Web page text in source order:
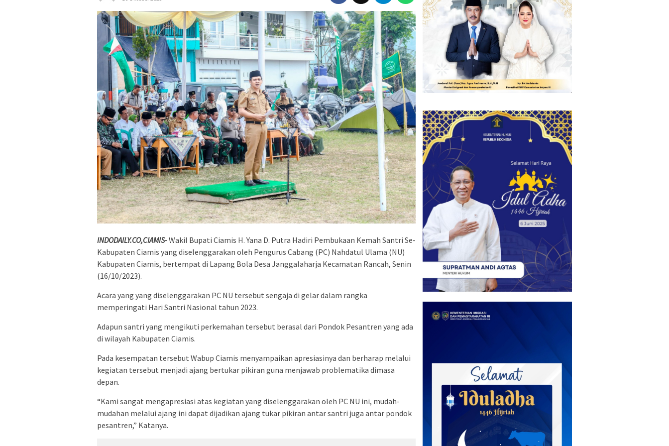
INDODAILY.CO,CIAMIS-Wakil Bupati Ciamis H. Yana D. Putra Hadiri Pembukaan Kemah Santri Se-
Kabupaten Ciamis yang diselenggarakan oleh Pengurus Cabang (PC) Nahdatul Ulama (NU)
Kabupaten Ciamis, bertempat di Lapang Bola Desa Janggalaharja Kecamatan Rancah, Senin
(16/10/2023).
Acara yang yang diselenggarakan PC NU tersebut sengaja di gelar dalam rangka
memperingati Hari Santri Nasional tahun 2023.
Adapun santri yang mengikuti perkemahan tersebut berasal dari Pondok Pesantren yang ada
di wilayah Kabupaten Ciamis.
Pada kesempatan tersebut Wabup Ciamis menyampaikan apresiasinya dan berharap melalui
kegiatan tersebut menjadi ajang bertukar pikiran guna menjawab problematika dimasa
depan.
“Kami sangat mengapresiasi atas kegiatan yang diselenggarakan oleh PC NU ini, mudah-
mudahan melalui ajang ini dapat dijadikan ajang tukar pikiran antar santri juga antar pondok
pesantren,” Katanya.